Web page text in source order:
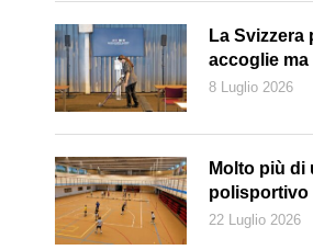
La Svizzera
accoglie
8 Luglio 2026
Molto più di
polisportivo
22 Luglio 2026